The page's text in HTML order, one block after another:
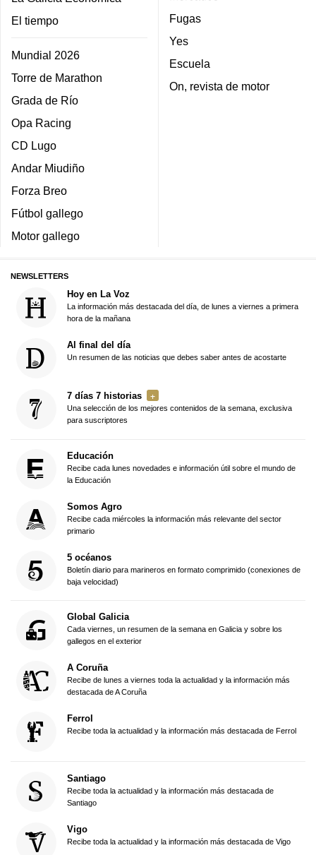
El tiempo
Mundial 2026
Torre de Marathon
Grada de Río
Opa Racing
CD Lugo
Andar Miudiño
Forza Breo
Fútbol gallego
Motor gallego
Fugas
Yes
Escuela
On, revista de motor
NEWSLETTERS
Hoy en La Voz
La información más destacada del día, de lunes a viernes a primera
hora de la mañana
Al final del día
Un resumen de las noticias que debes saber antes de acostarte
7 días 7 historias
Una selección de los mejores contenidos de la semana, exclusiva
para suscriptores
Educación
Recibe cada lunes novedades e información útil sobre el mundo de
la Educación
Somos Agro
Recibe cada miércoles la información más relevante del sector
primario
5 océanos
Boletín diario para marineros en formato comprimido (conexiones de
baja velocidad)
Global Galicia
Cada viernes, un resumen de la semana en Galicia y sobre los
gallegos en el exterior
A Coruña
Recibe de lunes a viernes toda la actualidad y la información más
destacada de A Coruña
Ferrol
Recibe toda la actualidad y la información más destacada de Ferrol
Santiago
Recibe toda la actualidad y la información más destacada de
Santiago
Vigo
Recibe toda la actualidad y la información más destacada de Vigo